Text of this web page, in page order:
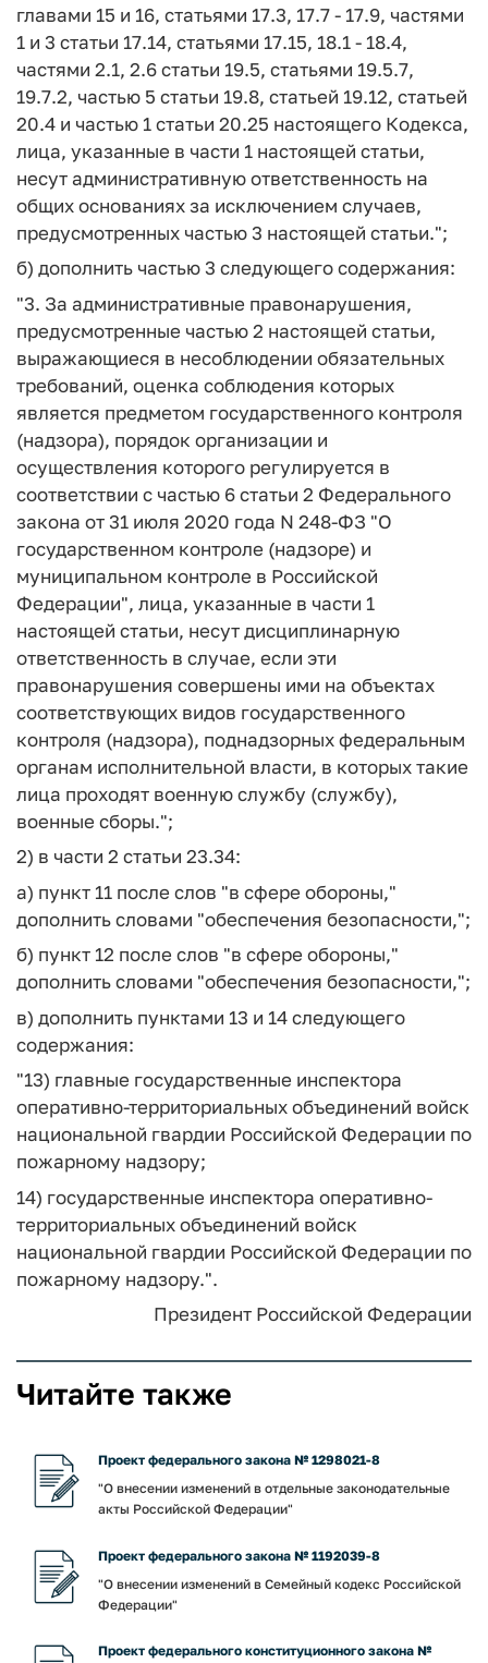
главами 15 и 16, статьями 17.3, 17.7 - 17.9, частями
1 и 3 статьи 17.14, статьями 17.15, 18.1 - 18.4,
частями 2.1, 2.6 статьи 19.5, статьями 19.5.7,
19.7.2, частью 5 статьи 19.8, статьей 19.12, статьей
20.4 и частью 1 статьи 20.25 настоящего Кодекса,
лица, указанные в части 1 настоящей статьи,
несут административную ответственность на
общих основаниях за исключением случаев,
предусмотренных частью 3 настоящей статьи.";
б) дополнить частью 3 следующего содержания:
"3. За административные правонарушения,
предусмотренные частью 2 настоящей статьи,
выражающиеся в несоблюдении обязательных
требований, оценка соблюдения которых
является предметом государственного контроля
(надзора), порядок организации и
осуществления которого регулируется в
соответствии с частью 6 статьи 2 Федерального
закона от 31 июля 2020 года N 248-ФЗ "О
государственном контроле (надзоре) и
муниципальном контроле в Российской
Федерации", лица, указанные в части 1
настоящей статьи, несут дисциплинарную
ответственность в случае, если эти
правонарушения совершены ими на объектах
соответствующих видов государственного
контроля (надзора), поднадзорных федеральным
органам исполнительной власти, в которых такие
лица проходят военную службу (службу),
военные сборы.";
2) в части 2 статьи 23.34:
а) пункт 11 после слов "в сфере обороны,"
дополнить словами "обеспечения безопасности,";
б) пункт 12 после слов "в сфере обороны,"
дополнить словами "обеспечения безопасности,";
в) дополнить пунктами 13 и 14 следующего
содержания:
"13) главные государственные инспектора
оперативно-территориальных объединений войск
национальной гвардии Российской Федерации по
пожарному надзору;
14) государственные инспектора оперативно-
территориальных объединений войск
национальной гвардии Российской Федерации по
пожарному надзору.".
Президент Российской Федерации
Читайте также
Проект федерального закона № 1298021-8
"О внесении изменений в отдельные законодательные
акты Российской Федерации"
Проект федерального закона № 1192039-8
"О внесении изменений в Семейный кодекс Российской
Федерации"
Проект федерального конституционного закона №